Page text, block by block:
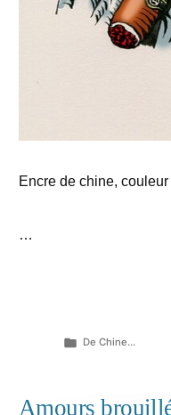
Encre de chine,
…
Publié
De Chine...
Amours